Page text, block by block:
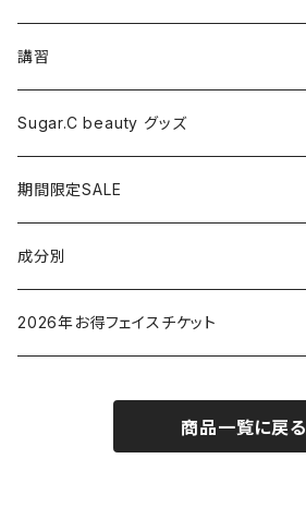
マッサージ
ドライヤー
脱毛器
クレイツ
講習
Sugar.C beauty グッズ
期間限定SALE
成分別
ヒアルロン酸
バクチオイル（レチノール）
2026年お得フェイスチケット
商品一覧に戻る